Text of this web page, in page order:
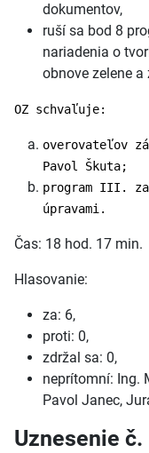
dokumentov,
ruší sa bod 8
nariadenia o
obnove zelene
OZ schvaľuje:
overovateľov
Pavol Škuta;
program III.
úpravami.
Čas: 18 hod. 17 min.
Hlasovanie:
za: 6,
proti: 0,
zdržal sa: 0,
neprítomní: Ing.
Pavol Janec,
Uznesenie